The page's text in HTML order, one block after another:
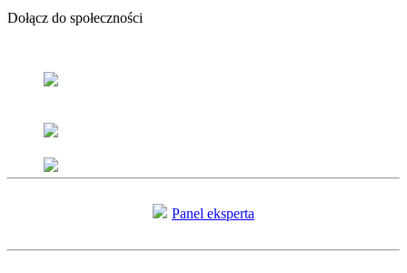
Dołącz do społeczności
Panel eksperta